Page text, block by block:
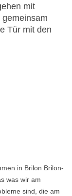
mit
Tür mit den
in Brilon Brilon-
was wir am
sind, die am